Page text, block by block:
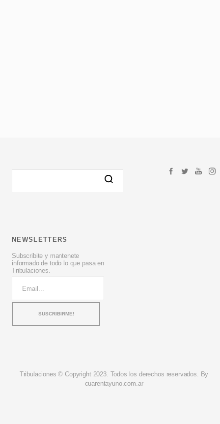
NEWSLETTERS
Subscribite y mantenete
informado de todo lo que pasa en
Tribulaciones.
Tribulaciones © Copyright 2023. Todos los derechos reservados. By
cuarentayuno.com.ar